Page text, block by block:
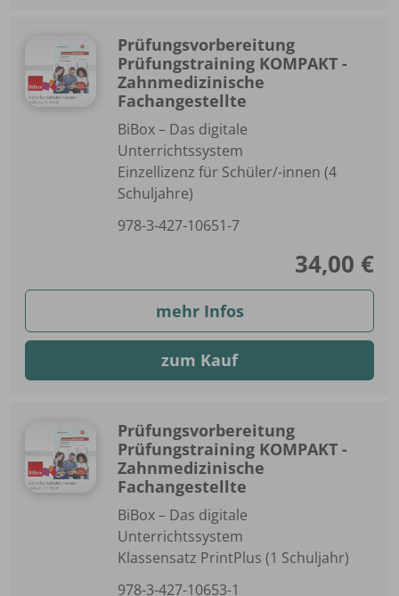
Prüfungsvorbereitung
Prüfungstraining KOMPAKT -
Zahnmedizinische
Fachangestellte
BiBox – Das digitale
Unterrichtssystem
Einzellizenz für Schüler/-innen (4
Schuljahre)
978-3-427-10651-7
34,00 €
mehr Infos
zum Kauf
Prüfungsvorbereitung
Prüfungstraining KOMPAKT -
Zahnmedizinische
Fachangestellte
BiBox – Das digitale
Unterrichtssystem
Klassensatz PrintPlus (1 Schuljahr)
978-3-427-10653-1